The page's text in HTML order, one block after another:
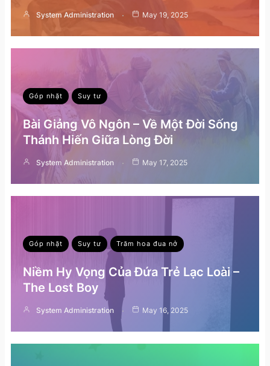
System Administration May 19, 2025
Góp nhặt Suy tư
Bài Giảng Vô Ngôn – Về Một Đời Sống
Thánh Hiến Giữa Lòng Đời
System Administration May 17, 2025
Góp nhặt Suy tư Trăm hoa đua nở
Niềm Hy Vọng Của Đứa Trẻ Lạc Loài –
The Lost Boy
System Administration May 16, 2025